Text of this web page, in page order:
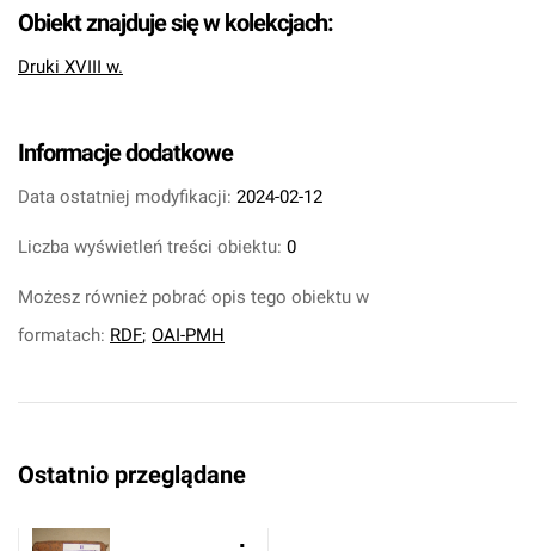
Obiekt znajduje się w kolekcjach:
Druki XVIII w.
Informacje dodatkowe
Data ostatniej modyfikacji: 2024-02-12
Liczba wyświetleń treści obiektu: 0
Możesz również pobrać opis tego obiektu w
formatach: RDF; OAI-PMH
Ostatnio przeglądane